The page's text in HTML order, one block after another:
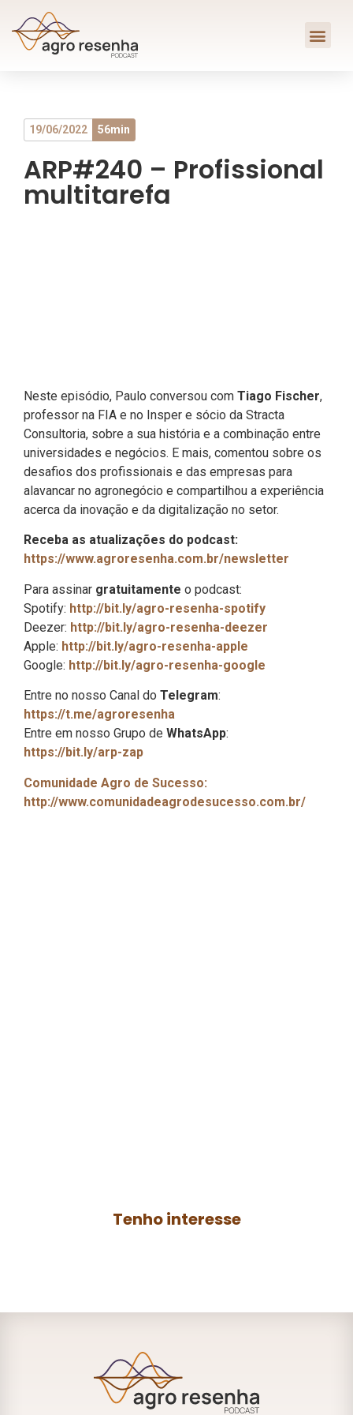
19/06/2022 56min
ARP#240 – Profissional
multitarefa
Neste episódio, Paulo conversou com Tiago Fischer,
professor na FIA e no Insper e sócio da Stracta
Consultoria, sobre a sua história e a combinação entre
universidades e negócios. E mais, comentou sobre os
desafios dos profissionais e das empresas para
alavancar no agronegócio e compartilhou a experiência
acerca da inovação e da digitalização no setor.
Receba as atualizações do podcast:
https://www.agroresenha.com.br/newsletter
Para assinar gratuitamente o podcast:
Spotify: http://bit.ly/agro-resenha-spotify
Deezer: http://bit.ly/agro-resenha-deezer
Apple: http://bit.ly/agro-resenha-apple
Google: http://bit.ly/agro-resenha-google
Entre no nosso Canal do Telegram:
https://t.me/agroresenha
Entre em nosso Grupo de WhatsApp:
https://bit.ly/arp-zap
Comunidade Agro de Sucesso:
http://www.comunidadeagrodesucesso.com.br/
Tenho interesse